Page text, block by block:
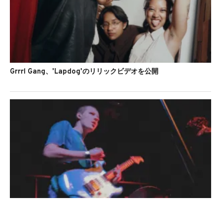
Grrrl Gang、'Lapdog'のリリックビデオを公開